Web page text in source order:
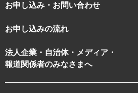
お申し込み・お問い合わせ
お申し込みの流れ
法人企業・自治体・メディア・
報道関係者のみなさまへ